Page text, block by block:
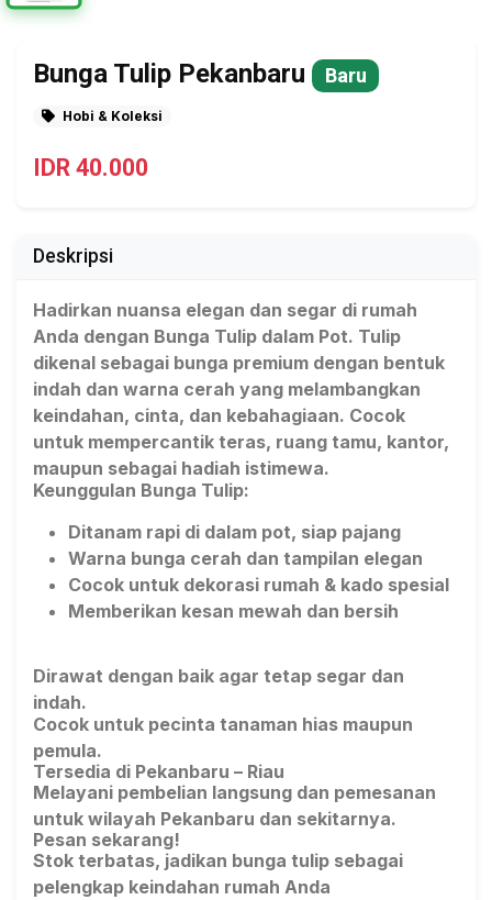
Bunga Tulip Pekanbaru Baru
Hobi & Koleksi
IDR 40.000
Deskripsi
Hadirkan nuansa elegan dan segar di rumah
Anda dengan Bunga Tulip dalam Pot. Tulip
dikenal sebagai bunga premium dengan bentuk
indah dan warna cerah yang melambangkan
keindahan, cinta, dan kebahagiaan. Cocok
untuk mempercantik teras, ruang tamu, kantor,
maupun sebagai hadiah istimewa.
Keunggulan Bunga Tulip:
Ditanam rapi di dalam pot, siap pajang
Warna bunga cerah dan tampilan elegan
Cocok untuk dekorasi rumah & kado spesial
Memberikan kesan mewah dan bersih
Dirawat dengan baik agar tetap segar dan
indah.
Cocok untuk pecinta tanaman hias maupun
pemula.
Tersedia di Pekanbaru – Riau
Melayani pembelian langsung dan pemesanan
untuk wilayah Pekanbaru dan sekitarnya.
Pesan sekarang!
Stok terbatas, jadikan bunga tulip sebagai
pelengkap keindahan rumah Anda